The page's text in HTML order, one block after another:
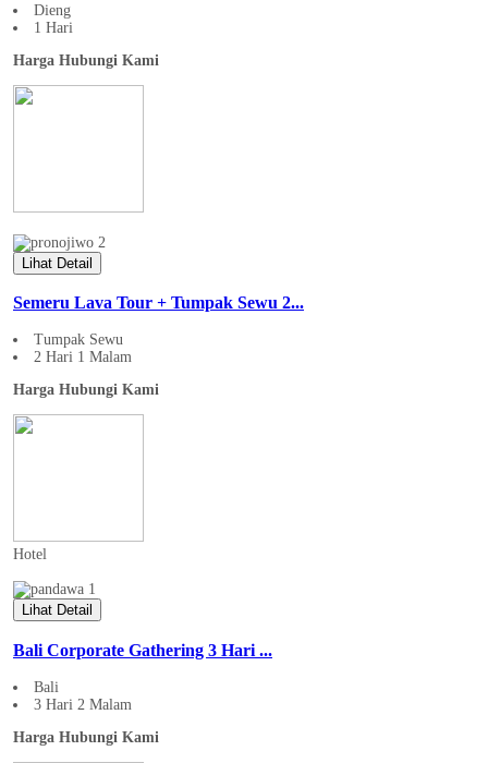
Dieng
1 Hari
Harga Hubungi Kami
Lihat Detail
Semeru Lava Tour + Tumpak Sewu 2...
Tumpak Sewu
2 Hari 1 Malam
Harga Hubungi Kami
Hotel
Lihat Detail
Bali Corporate Gathering 3 Hari ...
Bali
3 Hari 2 Malam
Harga Hubungi Kami